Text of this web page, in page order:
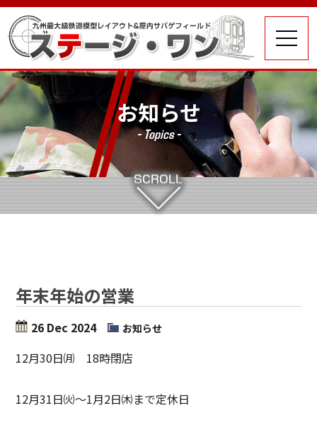
お知らせ
- Topics -
年末年始の営業
26 Dec 2024 お知らせ
12月30日㈪ 18時閉店
12月31日㈫～1月2日㈭まで定休日